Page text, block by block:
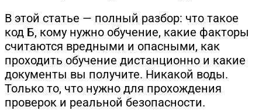
В этой статье — полный разбор: что такое
код Б, кому нужно обучение, какие факторы
считаются вредными и опасными, как
проходить обучение дистанционно и какие
документы вы получите. Никакой воды.
Только то, что нужно для прохождения
проверок и реальной безопасности.